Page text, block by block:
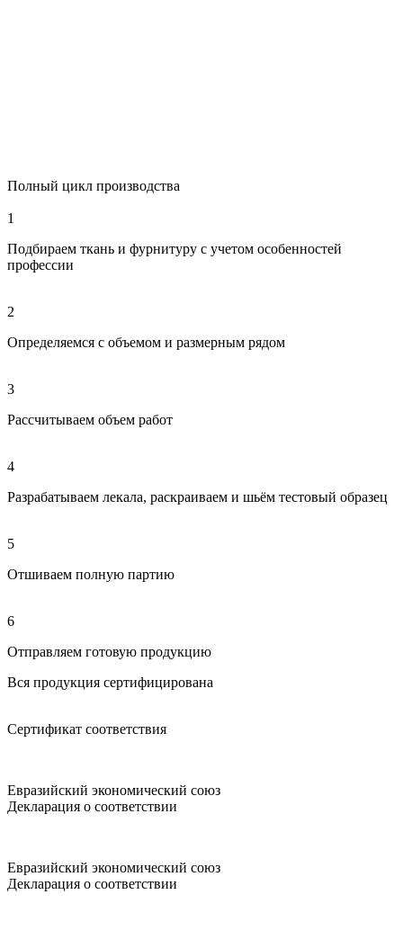
Полный цикл производства
1
Подбираем ткань и фурнитуру с учетом особенностей
профессии
2
Определяемся с объемом и размерным рядом
3
Рассчитываем объем работ
4
Разрабатываем лекала, раскраиваем и шьём тестовый образец
5
Отшиваем полную партию
6
Отправляем готовую продукцию
Вся продукция сертифицирована
Сертификат соответствия
Евразийский экономический союз
Декларация о соответствии
Евразийский экономический союз
Декларация о соответствии